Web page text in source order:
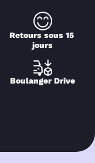
Retours sous 15
jours
Boulanger Drive